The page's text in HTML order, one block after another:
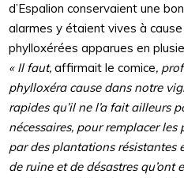
d’Espalion conservaient une
alarmes y étaient vives à
phylloxérées apparues en
« Il faut,affirmait le comice,
phylloxéra cause dans notre
rapides qu’il ne l’a fait ailleurs
nécessaires, pour remplacer
par des plantations résistantes
de ruine et de désastres